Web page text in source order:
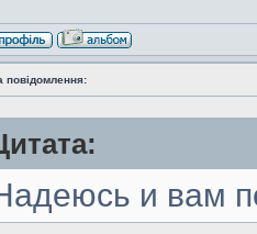
повідомлення:
и вам